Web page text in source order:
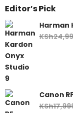
Editor’s Pick
Harman
KSh
Canon
KSh